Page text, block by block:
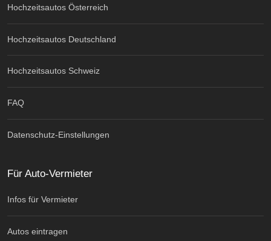
Hochzeitsautos Österreich
Hochzeitsautos Deutschland
Hochzeitsautos Schweiz
FAQ
Datenschutz-Einstellungen
Für Auto-Vermieter
Infos für Vermieter
Autos eintragen